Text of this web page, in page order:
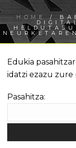
HOME/
Edukia
idatzi ezazu zure
Pasahitza: